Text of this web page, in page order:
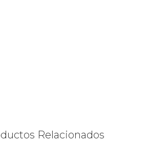
Relacionados